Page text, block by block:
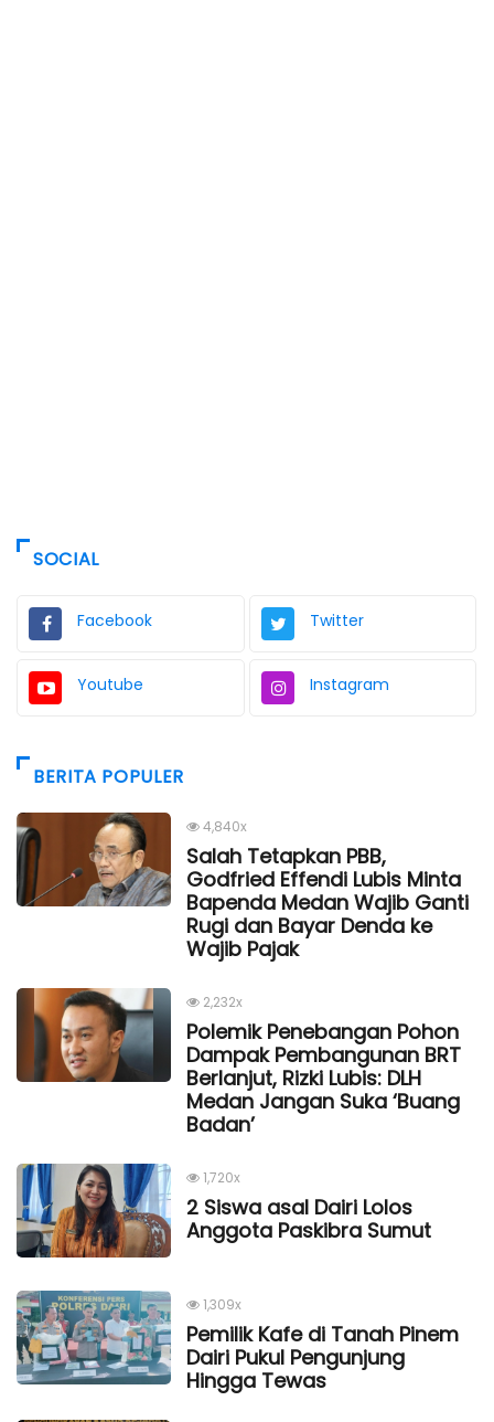
SOCIAL
Facebook Twitter
Youtube Instagram
BERITA POPULER
4,840x
Salah Tetapkan PBB,
Godfried Effendi Lubis Minta
Bapenda Medan Wajib Ganti
Rugi dan Bayar Denda ke
Wajib Pajak
2,232x
Polemik Penebangan Pohon
Dampak Pembangunan BRT
Berlanjut, Rizki Lubis: DLH
Medan Jangan Suka ‘Buang
Badan’
1,720x
2 Siswa asal Dairi Lolos
Anggota Paskibra Sumut
1,309x
Pemilik Kafe di Tanah Pinem
Dairi Pukul Pengunjung
Hingga Tewas